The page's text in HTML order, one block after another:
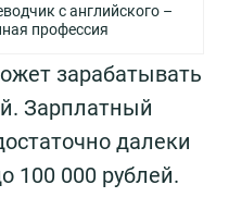
с английского –
профессия
зарабатывать
Зарплатный
далеки
100 000 рублей.